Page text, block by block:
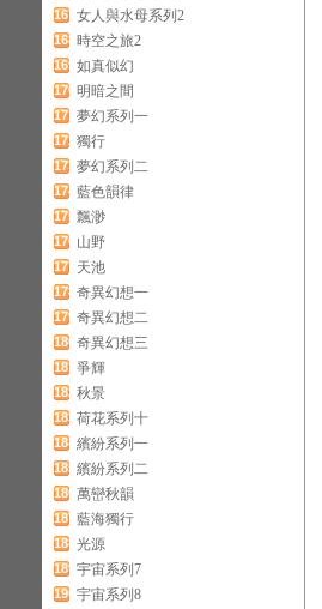
167 女人與水母系列2
168 時空之旅2
169 如真似幻
170 明暗之間
171 夢幻系列一
172 獨行
173 夢幻系列二
174 藍色韻律
175 飄渺
176 山野
177 天池
178 奇異幻想一
179 奇異幻想二
180 奇異幻想三
181 爭輝
182 秋景
183 荷花系列十
184 繽紛系列一
185 繽紛系列二
186 萬巒秋韻
187 藍海獨行
188 光源
189 宇宙系列7
190 宇宙系列8